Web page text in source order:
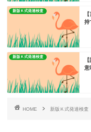
新版Ｋ式発達検査
持
新版Ｋ式発達検査
意
HOME 新版Ｋ式発達検査